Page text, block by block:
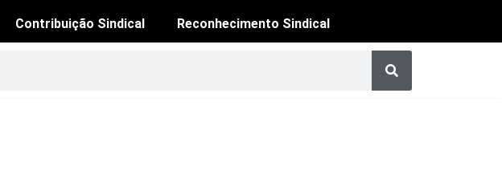
Contribuição Sindical Reconhecimento Sindical